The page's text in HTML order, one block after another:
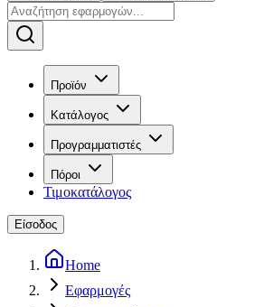
Προϊόν
Κατάλογος
Προγραμματιστές
Πόροι
Τιμοκατάλογος
Είσοδος
Home
Εφαρμογές